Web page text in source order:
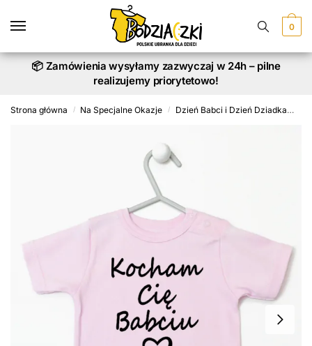
0
📦 Zamówienia wysyłamy zazwyczaj w 24h – pilne
realizujemy priorytetowo!
Strona główna / Na Specjalne Okazje / Dzień Babci i Dzień Dziadka